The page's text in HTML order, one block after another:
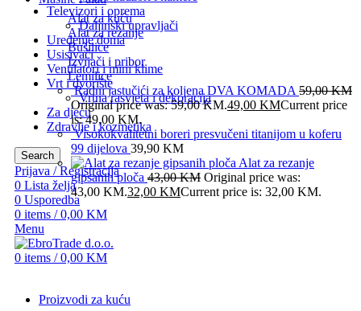
Televizori i oprema
Daljinski upravljači
Uređenje doma
Usisivači
Ventilatori i mini klime
Vrt i dvorište
Vrtna rasvjeta i dekoracija
Za djecu
Zdravlje i kozmetika
Search
Prijava / Registracija
0 Lista želja
0 Usporedba
0 items / 0,00 KM
Menu
0 items / 0,00 KM
Alat za kuću
Alat za rezanje
Bušilice
Izvijači i pribor
Lemilice
Radni jastučići za koljena DVA KOMADA 59,00KM
Original price was: 59,00 KM.49,00 KMCurrent price
is: 49,00 KM.
Visokokvalitetni boreri presvučeni titanijom u koferu
99 dijelova 39,90 KM
Alat za rezanje
gipsanih ploča 43,00KM Original price was:
43,00 KM.32,00 KMCurrent price is: 32,00 KM.
Proizvodi za kuću